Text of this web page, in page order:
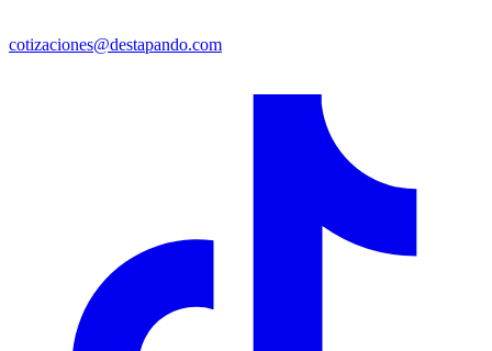
cotizaciones@destapando.com